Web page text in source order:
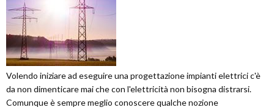
Volendo iniziare ad eseguire una progettazione impianti elettrici c'è
da non dimenticare mai che con l'elettricità non bisogna distrarsi.
Comunque è sempre meglio conoscere qualche nozione